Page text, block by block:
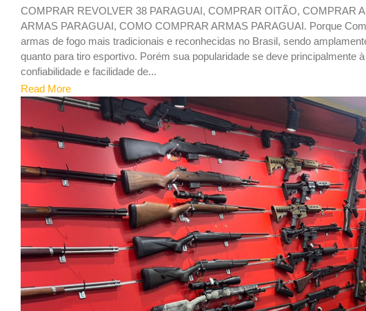
COMPRAR REVOLVER 38 PARAGUAI, COMPRAR OITÃO, COMPRAR
ARMAS PARAGUAI, COMO COMPRAR ARMAS PARAGUAI. Porque
armas de fogo mais tradicionais e reconhecidas no Brasil, sendo
quanto para tiro esportivo. Porém sua popularidade se deve principalmente
confiabilidade e facilidade de...
Read More